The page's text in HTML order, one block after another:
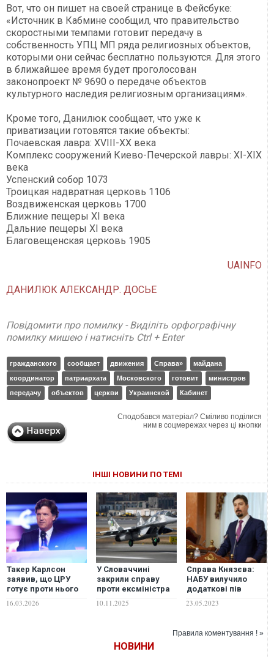
Вот, что он пишет на своей странице в Фейсбуке:
«Источник в Кабмине сообщил, что правительство
скоростными темпами готовит передачу в
собственность УПЦ МП ряда религиозных объектов,
которыми они сейчас бесплатно пользуются. Для этого
в ближайшее время будет проголосован
законопроект № 9690 о передаче объектов
культурного наследия религиозным организациям».
Кроме того, Данилюк сообщает, что уже к
приватизации готовятся такие объекты:
Почаевская лавра: XVIII-XX века
Комплекс сооружений Киево-Печерской лавры: XI-XIX
века
Успенский собор 1073
Троицкая надвратная церковь 1106
Воздвиженская церковь 1700
Ближние пещеры XI века
Дальние пещеры XI века
Благовещенская церковь 1905
UAINFO
ДАНИЛЮК АЛЕКСАНДР. ДОСЬЕ
Повідомити про помилку - Виділіть орфографічну
помилку мишею і натисніть Ctrl + Enter
гражданского сообщает движения Справа»
майдана
координатор
патриархата Московского готовит
министров
передачу
объектов церкви Украинской Кабинет
Сподобався матеріал? Сміливо поділися
ним в соцмережах через ці кнопки
ІНШІ НОВИНИ ПО ТЕМІ
Такер Карлсон
заявив, що ЦРУ
готує проти нього
справу через його
16.03.2026
У Словаччині
закрили справу
проти ексміністра
передачу МіГ-29
10.11.2025
Справа Князєва:
НАБУ вилучило
додаткові пів
23.05.2023
Правила коментування ! »
НОВИНИ